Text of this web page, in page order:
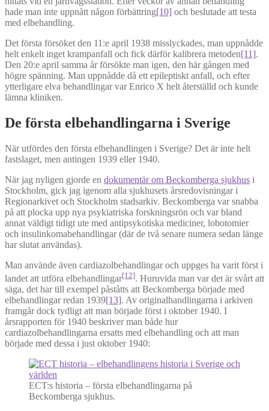
hade man inte uppnått någon förbättring[10] och beslutade att testa
med elbehandling.
Det första försöket den 11:e april 1938 misslyckades, man uppnådde
helt enkelt inget krampanfall och fick därför kalibrera metoden[11].
Den 20:e april samma år försökte man igen, den här gången med
högre spänning. Man uppnådde då ett epileptiskt anfall, och efter
ytterligare elva behandlingar var Enrico X helt återställd och kunde
lämna kliniken.
De första elbehandlingarna i Sverige
När utfördes den första elbehandlingen i Sverige? Det är inte helt
fastslaget, men antingen 1939 eller 1940.
När jag nyligen gjorde en dokumentär om Beckomberga sjukhus i
Stockholm, gick jag igenom alla sjukhusets årsredovisningar i
Regionarkivet och Stockholm stadsarkiv. Beckomberga var snabba
på att plocka upp nya psykiatriska forskningsrön och var bland
annat väldigt tidigt ute med antipsykotiska mediciner, lobotomier
och insulinkomabehandlingar (där de två senare numera sedan länge
har slutat användas).
Man använde även cardiazolbehandlingar och uppges ha varit först i
landet att utföra elbehandlingar[12]. Huruvida man var det är svårt att
säga, det har till exempel påståtts att Beckomberga började med
elbehandlingar redan 1939[13]. Av originalhandlingarna i arkiven
framgår dock tydligt att man började först i oktober 1940. I
årsrapporten för 1940 beskriver man både hur
cardiazolbehandlingarna ersatts med elbehandling och att man
började med dessa i just oktober 1940:
ECT:s historia – första elbehandlingarna på
Beckomberga sjukhus.